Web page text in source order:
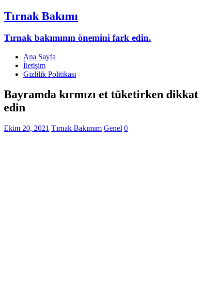
Tırnak Bakımı
Tırnak bakımının önemini fark edin.
Ana Sayfa
İletişim
Gizlilik Politikası
Bayramda kırmızı et tüketirken dikkat
edin
Ekim 20, 2021 Tırnak Bakımım Genel 0